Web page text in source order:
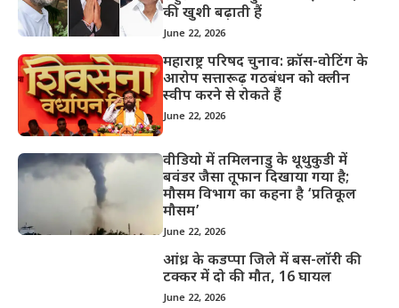
की खुशी बढ़ाती हैं
June 22, 2026
महाराष्ट्र परिषद चुनाव: क्रॉस-वोटिंग के
आरोप सत्तारूढ़ गठबंधन को क्लीन
स्वीप करने से रोकते हैं
June 22, 2026
वीडियो में तमिलनाडु के थूथुकुडी में
बवंडर जैसा तूफान दिखाया गया है;
मौसम विभाग का कहना है ‘प्रतिकूल
मौसम’
June 22, 2026
आंध्र के कडप्पा जिले में बस-लॉरी की
टक्कर में दो की मौत, 16 घायल
June 22, 2026